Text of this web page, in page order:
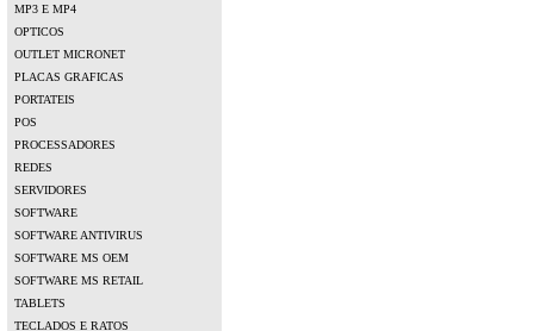
MP3 E MP4
OPTICOS
OUTLET MICRONET
PLACAS GRAFICAS
PORTATEIS
POS
PROCESSADORES
REDES
SERVIDORES
SOFTWARE
SOFTWARE ANTIVIRUS
SOFTWARE MS OEM
SOFTWARE MS RETAIL
TABLETS
TECLADOS E RATOS